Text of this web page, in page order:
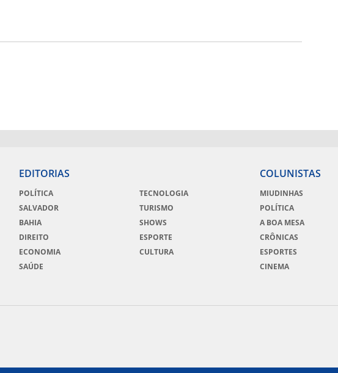
EDITORIAS
POLÍTICA
SALVADOR
BAHIA
DIREITO
ECONOMIA
SAÚDE
TECNOLOGIA
TURISMO
SHOWS
ESPORTE
CULTURA
COLUNISTAS
MIUDINHAS
POLÍTICA
A BOA MESA
CRÔNICAS
ESPORTES
CINEMA